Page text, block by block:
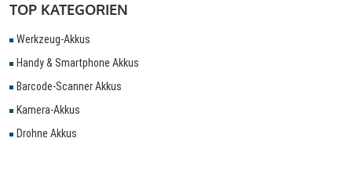
TOP KATEGORIEN
Werkzeug-Akkus
Handy & Smartphone Akkus
Barcode-Scanner Akkus
Kamera-Akkus
Drohne Akkus